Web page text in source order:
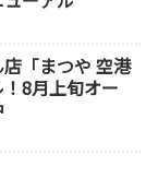
店「まつや 空港
8月上旬オー